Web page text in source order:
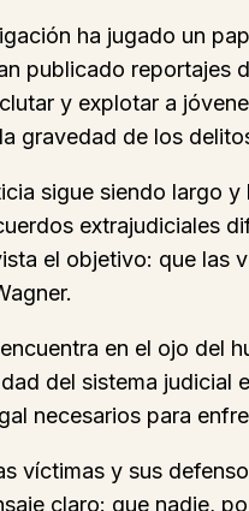
ha jugado un
publicado
y explotar a
gravedad de los
sigue siendo largo
extrajudiciales
el objetivo: que las
en el ojo del
del sistema
necesarios para
víctimas y sus
claro: que nadie,